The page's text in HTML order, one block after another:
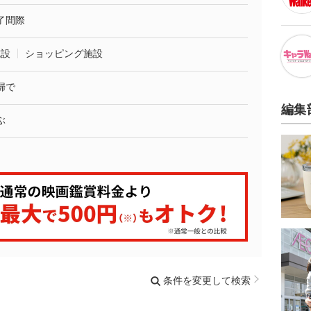
間際
ショッピング施設
で
条件を変更して検索
編集